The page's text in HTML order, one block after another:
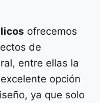
ofrecemos
de
entre ellas la
opción
ya que solo